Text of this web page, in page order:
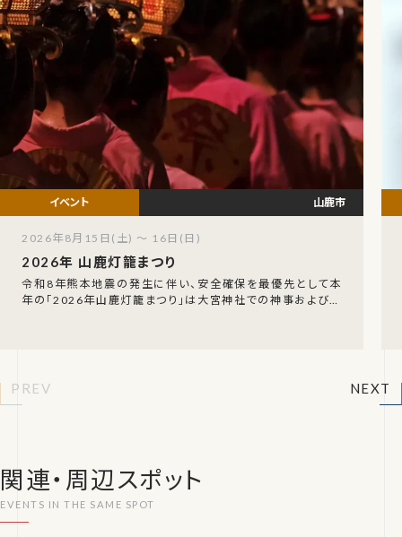
2026年 山鹿灯籠まつり
令和8年熊本地震の発生に伴い、安全確保を最優先として本
年の「2026年山鹿灯籠まつり」は大宮神社での神事および関
山鹿市
2026年8月15日(土) ～ 16日(日)
PREV NEXT
関連・周辺スポット